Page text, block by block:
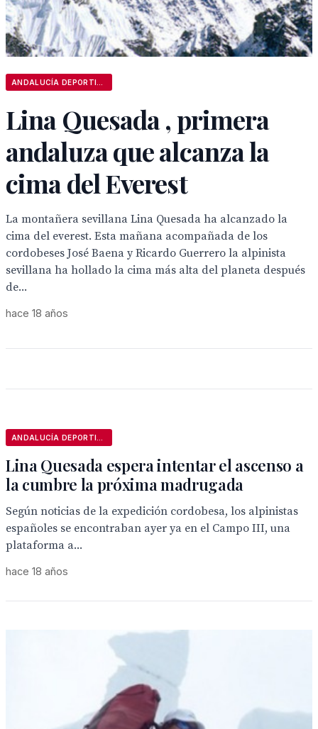
Lina Quesada , primera
andaluza que alcanza la
cima del Everest
La montañera sevillana Lina Quesada ha alcanzado la
cima del everest. Esta mañana acompañada de los
cordobeses José Baena y Ricardo Guerrero la alpinista
sevillana ha hollado la cima más alta del planeta después
de...
hace 18 años
Lina Quesada espera intentar el ascenso a
la cumbre la próxima madrugada
Según noticias de la expedición cordobesa, los alpinistas
españoles se encontraban ayer ya en el Campo III, una
plataforma a...
hace 18 años